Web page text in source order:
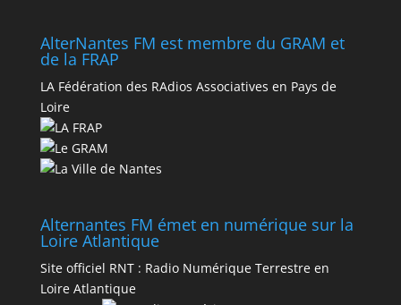
AlterNantes FM est membre du GRAM et
de la FRAP
LA Fédération des RAdios Associatives en Pays de
Loire
Alternantes FM émet en numérique sur la
Loire Atlantique
Site officiel RNT : Radio Numérique Terrestre en
Loire Atlantique